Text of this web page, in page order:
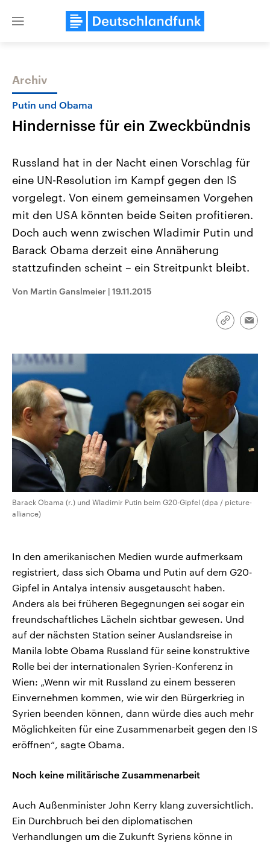
Close
Themen
Landtagswahl Sachsen-Anhalt
2026
Alle Informationen
Sachsen-Anhalt wählt am 6.
September 2026 einen neuen
Bundesland von einer Koalition aus
Umfragen, Prognosen,
Wahlprogramme, aktuelle Berichte
USA
Aktuelle Beiträge,
Hintergründe
Wirtschaftlich und
gehören die Vereinigten
den mächtigsten Ländern
mit großem Einfluss auf
Archiv
Putin und Obama
Hindernisse für ein Zweckbündnis
Russland hat in der Nacht einen Vorschlag für
eine UN-Resolution im Kampf gegen den IS
vorgelegt. Von einem gemeinsamen Vorgehen
mit den USA könnten beide Seiten profitieren.
Doch auch wenn zwischen Wladimir Putin und
Barack Obama derzeit eine Annäherung
stattzufinden scheint – ein Streitpunkt bleibt.
Von Martin Ganslmeier | 19.11.2015
Link
Barack Obama (r.) und Wladimir Putin beim G20-Gipfel (dpa / picture-
alliance)
In den amerikanischen Medien wurde aufmerksam
registriert, dass sich Obama und Putin auf dem G20-
Gipfel in Antalya intensiv ausgetauscht haben.
Anders als bei früheren Begegnungen sei sogar ein
freundschaftliches Lächeln sichtbar gewesen. Und
auf der nächsten Station seiner Auslandsreise in
Manila lobte Obama Russland für seine konstruktive
Rolle bei der internationalen Syrien-Konferenz in
Wien: „Wenn wir mit Russland zu einem besseren
Einvernehmen kommen, wie wir den Bürgerkrieg in
Syrien beenden können, dann würde dies auch mehr
Möglichkeiten für eine Zusammenarbeit gegen den IS
eröffnen“, sagte Obama.
Noch keine militärische Zusammenarbeit
Auch Außenminister John Kerry klang zuversichtlich.
Ein Durchbruch bei den diplomatischen
Verhandlungen um die Zukunft Syriens könne in